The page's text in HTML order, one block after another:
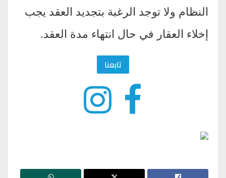
النظام ولا توجد الرغبة بتجديد العقد يجب
إخلاء العقار في حال انتهاء مدة العقد.
تابعنا